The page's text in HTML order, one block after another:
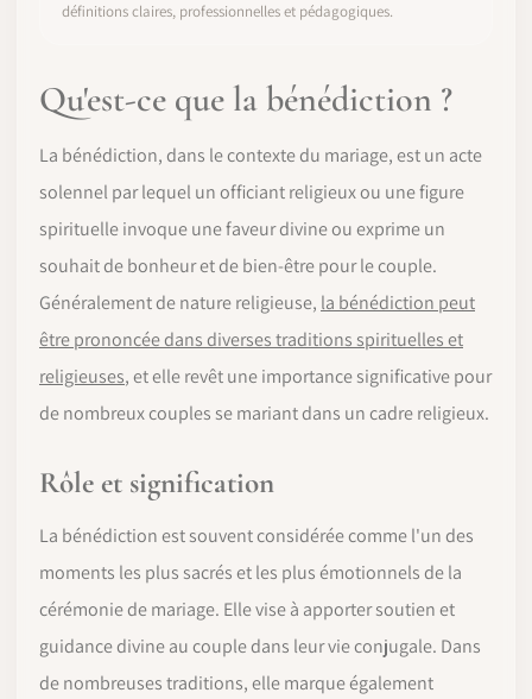
COMMENCER
définitions claires, professionnelles et pédagogiques.
Qu'est-ce que la bénédiction ?
La bénédiction, dans le contexte du mariage, est un acte
solennel par lequel un officiant religieux ou une figure
spirituelle invoque une faveur divine ou exprime un
souhait de bonheur et de bien-être pour le couple.
Généralement de nature religieuse, la bénédiction peut
être prononcée dans diverses traditions spirituelles et
religieuses, et elle revêt une importance significative pour
de nombreux couples se mariant dans un cadre religieux.
Rôle et signification
La bénédiction est souvent considérée comme l'un des
moments les plus sacrés et les plus émotionnels de la
cérémonie de mariage. Elle vise à apporter soutien et
guidance divine au couple dans leur vie conjugale. Dans
de nombreuses traditions, elle marque également